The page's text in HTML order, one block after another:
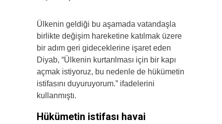
Ülkenin geldiği bu aşamada vatandaşla
birlikte değişim hareketine katılmak üzere
bir adım geri gideceklerine işaret eden
Diyab, “Ülkenin kurtarılması için bir kapı
açmak istiyoruz, bu nedenle de hükümetin
istifasını duyuruyorum.” ifadelerini
kullanmıştı.
Hükümetin istifası havai